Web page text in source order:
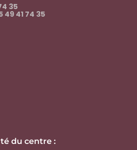
35
49 41 74 35
du centre :